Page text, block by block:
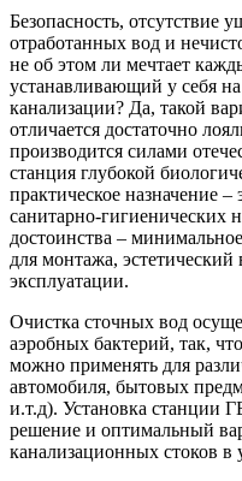
Безопасность, отсутствие
отработанных вод и
не об этом ли мечтает
устанавливающий у себя
канализации? Да, такой
отличается достаточно
производится силами
станция глубокой
практическое назначение
санитарно-гигиенических
достоинства –
для монтажа,
эксплуатации.
Очистка сточных вод
аэробных бактерий, так,
можно применять для
автомобиля, бытовых
и.т.д). Установка станции
решение и оптимальный
канализационных стоков